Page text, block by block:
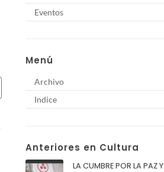
Eventos
Menú
Archivo
Indice
Anteriores en Cultura
LA CUMBRE POR LA PAZ Y